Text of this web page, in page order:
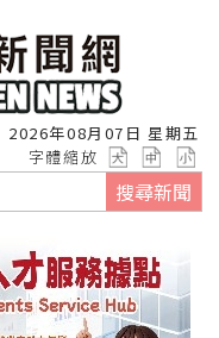
2026年08月07日 星期五
字體縮放
搜尋新聞